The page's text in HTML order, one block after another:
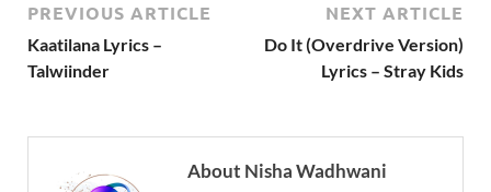
PREVIOUS ARTICLE
Kaatilana Lyrics –
Talwiinder
NEXT ARTICLE
Do It (Overdrive Version)
Lyrics – Stray Kids
About Nisha Wadhwani